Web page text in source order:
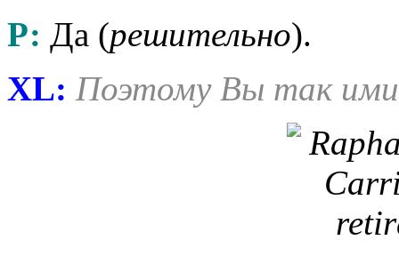
Р: Да (решительно).
XL: Поэтому Вы так ими